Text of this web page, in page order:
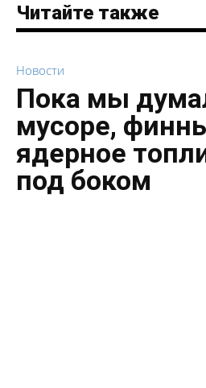
Читайте также
Новости
Пока мы
мусоре,
ядерное
под боком